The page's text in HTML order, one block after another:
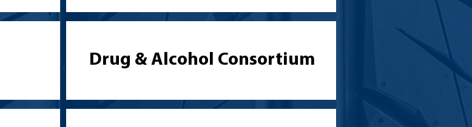
Drug & Alcohol Consortium